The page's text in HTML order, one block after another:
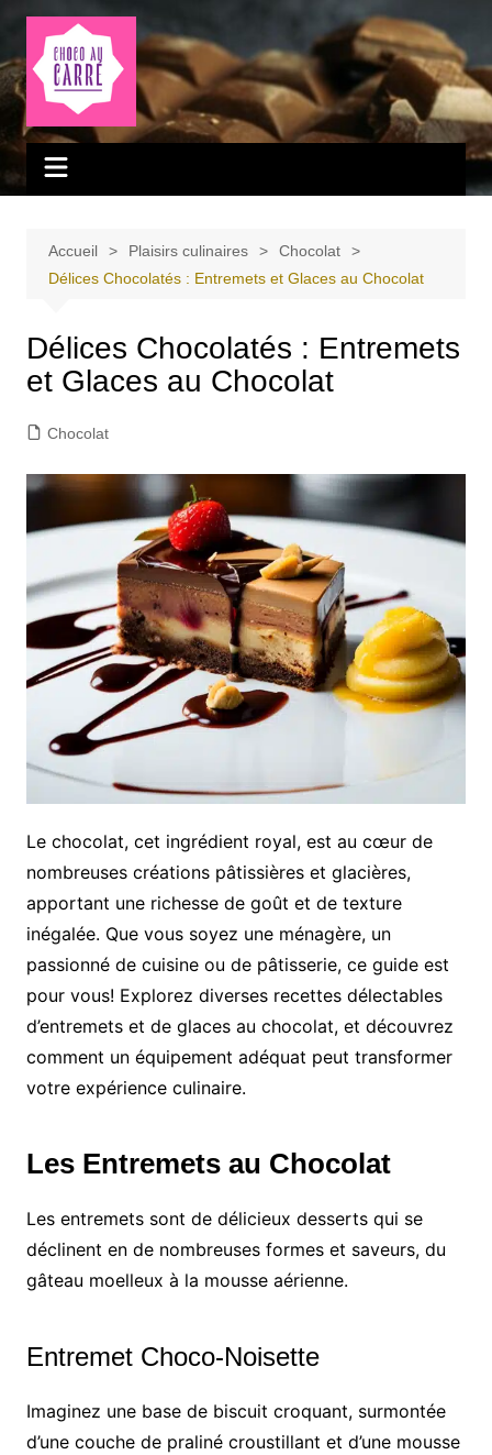
Aller
contenu
Accueil Plaisirs culinaires
Chocolat
Délices Chocolatés : Entremets et Glaces au Chocolat
Délices Chocolatés : Entremets
et Glaces au Chocolat
Chocolat
Le chocolat, cet ingrédient royal, est au cœur de
nombreuses créations pâtissières et glacières,
apportant une richesse de goût et de texture
inégalée. Que vous soyez une ménagère, un
passionné de cuisine ou de pâtisserie, ce guide est
pour vous! Explorez diverses recettes délectables
d’entremets et de glaces au chocolat, et découvrez
comment un équipement adéquat peut transformer
votre expérience culinaire.
Les Entremets au Chocolat
Les entremets sont de délicieux desserts qui se
déclinent en de nombreuses formes et saveurs, du
gâteau moelleux à la mousse aérienne.
Entremet Choco-Noisette
Imaginez une base de biscuit croquant, surmontée
d’une couche de praliné croustillant et d’une mousse